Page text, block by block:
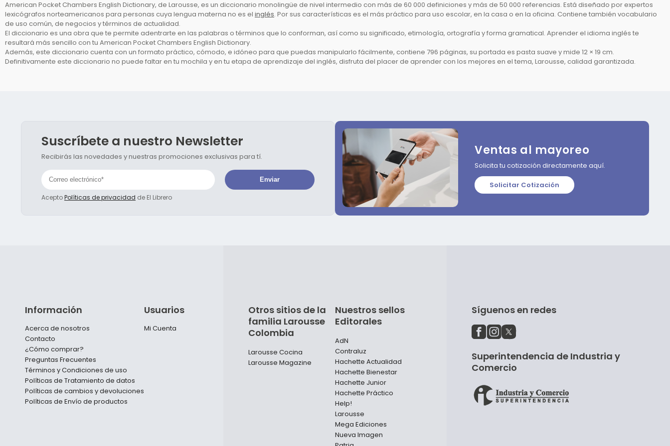
American Pocket Chambers English Dictionary, de Larousse, es un diccionario monolingüe de nivel intermedio con más de 60 000 definiciones y más de 50 000 referencias. Está diseñado por expertos
lexicógrafos norteamericanos para personas cuya lengua materna no es el inglés. Por sus características es el más práctico para uso escolar, en la casa o en la oficina. Contiene también vocabulario
de uso común, de negocios y términos de actualidad.
El diccionario es una obra que te permite adentrarte en las palabras o términos que lo conforman, así como su significado, etimología, ortografía y forma gramatical. Aprender el idioma inglés te
resultará más sencillo con tu American Pocket Chambers English Dictionary.
Además, este diccionario cuenta con un formato práctico, cómodo, e idóneo para que puedas manipularlo fácilmente, contiene 796 páginas, su portada es pasta suave y mide 12 × 19 cm.
Definitivamente este diccionario no puede faltar en tu mochila y en tu etapa de aprendizaje del inglés, disfruta del placer de aprender con los mejores en el tema, Larousse, calidad garantizada.
Suscríbete a nuestro Newsletter
Recibirás las novedades y nuestras promociones exclusivas para tí.
AceptoPolíticas de privacidad de El Librero
Ventas al mayoreo
Solicita tu cotización directamente aquí.
Solicitar Cotización
Información
Acerca de nosotros
Contacto
¿Cómo comprar?
Preguntas Frecuentes
Términos y Condiciones de uso
Políticas de Tratamiento de datos
Políticas de cambios y devoluciones
Políticas de Envío de productos
Usuarios
Mi Cuenta
Otros sitios de la
familia Larousse
Colombia
Larousse Cocina
Larousse Magazine
Nuestros sellos
Editorales
AdN
Contraluz
Hachette Actualidad
Hachette Bienestar
Hachette Junior
Hachette Práctico
Help!
Larousse
Mega Ediciones
Nueva Imagen
Síguenos en redes
Superintendencia de Industria y
Comercio